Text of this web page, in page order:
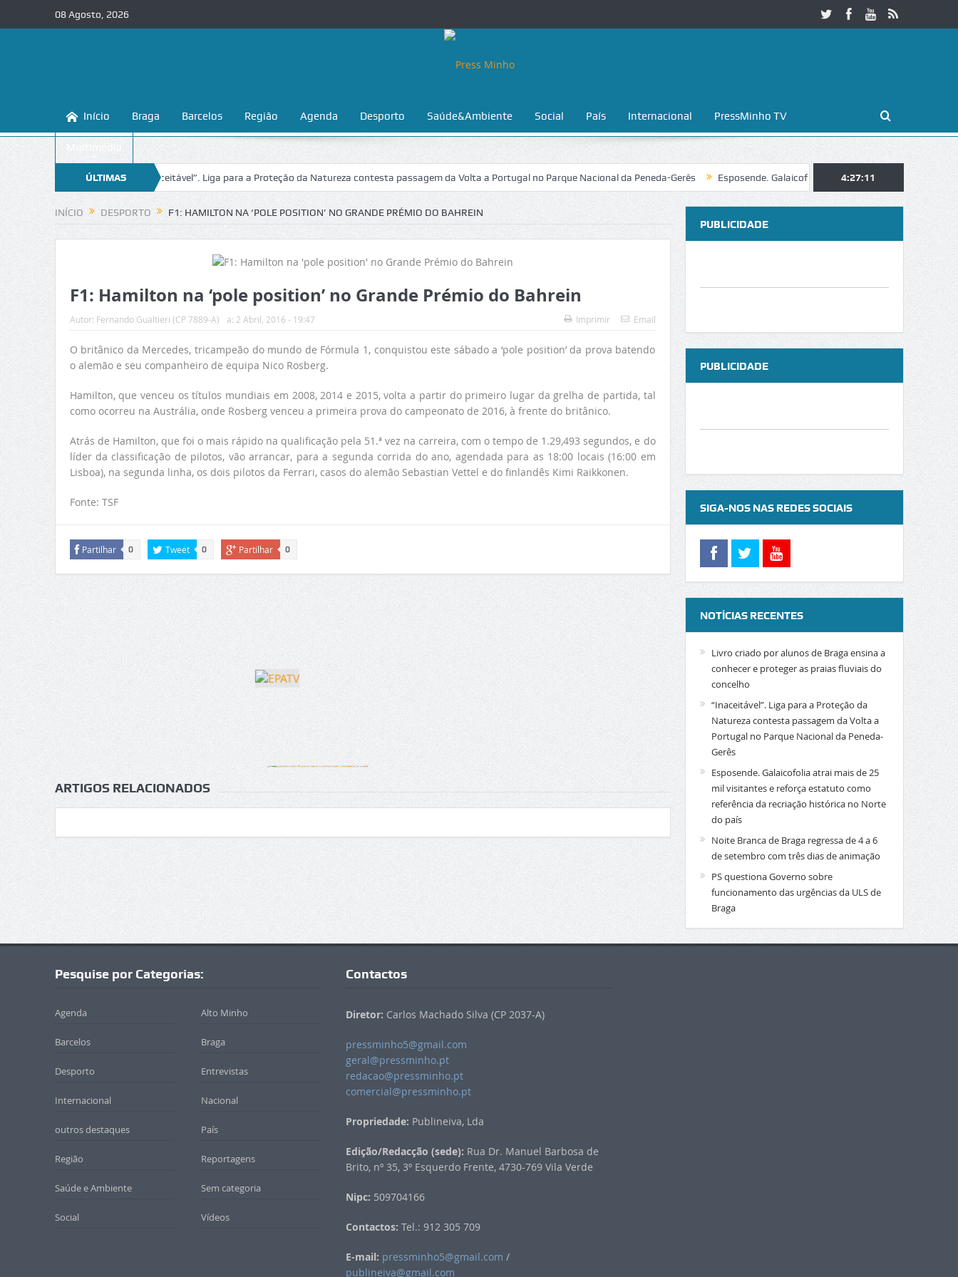
08 Agosto, 2026
Início Braga Barcelos Região Agenda Desporto Saúde&Ambiente Social País Internacional PressMinho TV
Multimédia
ÚLTIMAS
NOTÍCIAS
fluviais do concelho “Inaceitável”. Liga para a Proteção da Natureza contesta passagem da Volta a Portugal no Parque Nacional da Peneda-Gerês Esposende. Galaicofolia atrai mais de 25 mil visitantes e
4:27:11
INÍCIO DESPORTO F1: HAMILTON NA ‘POLE POSITION’ NO GRANDE PRÉMIO DO BAHREIN
F1: Hamilton na ‘pole position’ no Grande Prémio do Bahrein
Autor: Fernando Gualtieri (CP 7889-A) a: 2 Abril, 2016 - 19:47 Imprimir Email
O britânico da Mercedes, tricampeão do mundo de Fórmula 1, conquistou este sábado a ‘pole position’ da prova batendo
o alemão e seu companheiro de equipa Nico Rosberg.
Hamilton, que venceu os títulos mundiais em 2008, 2014 e 2015, volta a partir do primeiro lugar da grelha de partida, tal
como ocorreu na Austrália, onde Rosberg venceu a primeira prova do campeonato de 2016, à frente do britânico.
Atrás de Hamilton, que foi o mais rápido na qualificação pela 51.ª vez na carreira, com o tempo de 1.29,493 segundos, e do
líder da classificação de pilotos, vão arrancar, para a segunda corrida do ano, agendada para as 18:00 locais (16:00 em
Lisboa), na segunda linha, os dois pilotos da Ferrari, casos do alemão Sebastian Vettel e do finlandês Kimi Raikkonen.
Fonte: TSF
Partilhar 0 Tweet 0 Partilhar 0
ARTIGOS RELACIONADOS
PUBLICIDADE
PUBLICIDADE
SIGA-NOS NAS REDES SOCIAIS
NOTÍCIAS RECENTES
Livro criado por alunos de Braga ensina a
conhecer e proteger as praias fluviais do
concelho
“Inaceitável”. Liga para a Proteção da
Natureza contesta passagem da Volta a
Portugal no Parque Nacional da Peneda-
Gerês
Esposende. Galaicofolia atrai mais de 25
mil visitantes e reforça estatuto como
referência da recriação histórica no Norte
do país
Noite Branca de Braga regressa de 4 a 6
de setembro com três dias de animação
PS questiona Governo sobre
funcionamento das urgências da ULS de
Braga
Pesquise por Categorias:
Agenda Alto Minho
Barcelos Braga
Desporto Entrevistas
Internacional Nacional
outros destaques País
Região Reportagens
Saúde e Ambiente Sem categoria
Social Vídeos
Contactos
Diretor: Carlos Machado Silva (CP 2037-A)
pressminho5@gmail.com
geral@pressminho.pt
redacao@pressminho.pt
comercial@pressminho.pt
Propriedade: Publineiva, Lda
Edição/Redacção (sede): Rua Dr. Manuel Barbosa de
Brito, nº 35, 3º Esquerdo Frente, 4730-769 Vila Verde
Nipc: 509704166
Contactos: Tel.: 912 305 709
E-mail: pressminho5@gmail.com /
publineiva@gmail.com